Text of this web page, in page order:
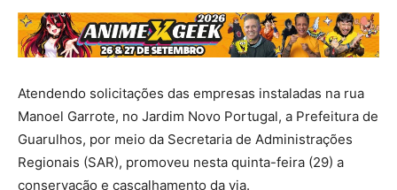
Atendendo solicitações das empresas instaladas na rua
Manoel Garrote, no Jardim Novo Portugal, a Prefeitura de
Guarulhos, por meio da Secretaria de Administrações
Regionais (SAR), promoveu nesta quinta-feira (29) a
conservação e cascalhamento da via.